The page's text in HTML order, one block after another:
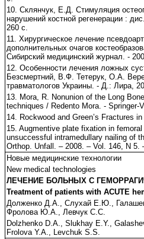
10. Склянчук, Е.Д. Стимуляция
нарушений костной регенерации :
260 с.
11. Хирургическое лечение
дополнительных очагов
Сибирский медицинский журнал. -
12. Особенности лечения ложных
Безсмертний, В.Ф. Тетерук, О.А.
травматологов Украины. - Д.: Лира,
13. Mora, R. Nonunion of the Long
techniques / Redento Mora. - Springer-
14. Rockwood and Green’s Fractures
15. Augmentive plate fixation in
unsuccessful intramedullary nailing of
Orthop. Unfall. – 2008. – Vol. 146, N 5.
Новые медицинские технологии
New medical technologies
ЛЕЧЕНИЕ БОЛЬНЫХ С
Treatment of patients with ACUTE
Долженко Д.А., Слухай Е.Ю.,
Фролова Ю.А., Левчук С.С.
Dolzhenko D.A., Slukhay E.Y.,
Frolova Y.A., Levchuk S.S.